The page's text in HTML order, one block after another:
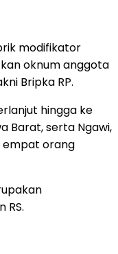
modifikator
oknum anggota
Bripka RP.
hingga ke
Barat, serta Ngawi,
empat orang
RS.